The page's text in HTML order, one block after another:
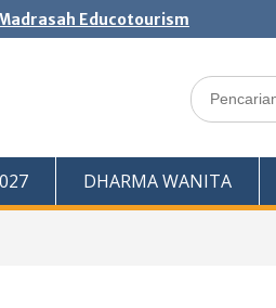
Educotourism
Search
for:
DHARMA WANITA